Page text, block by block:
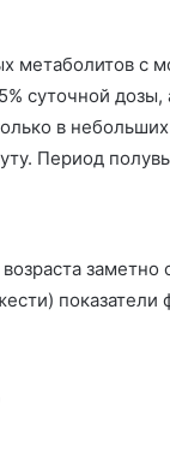
метаболитов с
суточной дозы,
в
Период